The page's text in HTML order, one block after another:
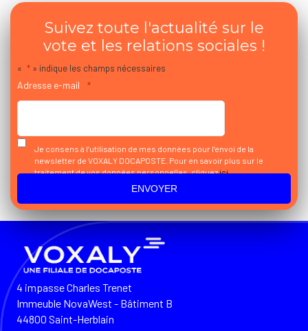
Suivez toute l'actualité sur le
vote et les relations sociales !
« * » indique les champs nécessaires
Adresse e-mail *
Je consens à l’utilisation de mes données pour l’envoi de la
newsletter de VOXALY DOCAPOSTE. Pour en savoir plus sur le
traitement de vos données personnelles, cliquezici
4 impasse Charles Trenet
Immeuble NovaWest - Bâtiment B
44800 Saint-Herblain